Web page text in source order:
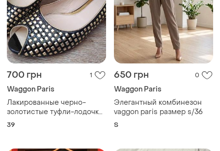
700 грн 1
Waggon Paris
Лакированные черно-
золотистые туфли-лодочки
с открытым носиком
39
650 грн 0
Waggon Paris
Элегантный комбинезон
vaggon paris размер s/36
S